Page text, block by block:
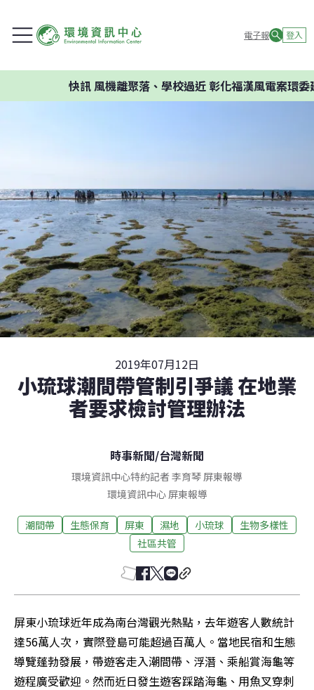
電子報 登入
風機離聚落、學校過近 彰化福漢風電案環委建議不應
2019年07月12日
小琉球潮間帶管制引爭議 在地業
者要求檢討管理辦法
時事新聞/台灣新聞
環境資訊中心特約記者 李育琴 屏東報導
環境資訊中心屏東報導
潮間帶 生態保育 屏東 濕地 小琉球
生物多樣性
社區共管
屏東小琉球近年成為南台灣觀光熱點，去年遊客人數統計
達56萬人次，實際登島可能超過百萬人。當地民宿和生態
導覽蓬勃發展，帶遊客走入潮間帶、浮潛、乘船賞海龜等
遊程廣受歡迎。然而近日發生遊客踩踏海龜、用魚叉穿刺